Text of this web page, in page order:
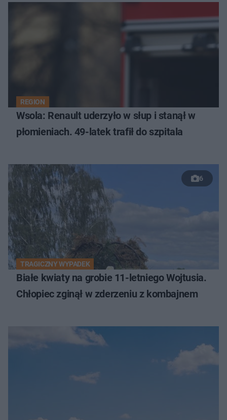
REGION
Wsola: Renault uderzyło w słup i stanął w
płomieniach. 49-latek trafił do szpitala
6
TRAGICZNY WYPADEK
Białe kwiaty na grobie 11-letniego Wojtusia.
Chłopiec zginął w zderzeniu z kombajnem